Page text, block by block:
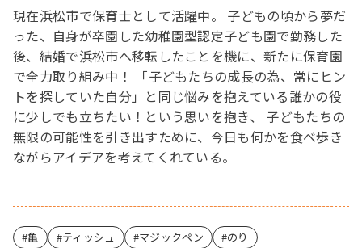
現在浜松市で保育士として活躍中。 子どもの頃から夢だ
った、自身が卒園した幼稚園型認定子ども園で勤務した
後、結婚で浜松市へ移転したことを機に、新たに保育園
で全力取り組み中！ 「子どもたちの成長の為、常にヒン
トを探していた自分」と同じ悩みを抱えている誰かの役
に少しでも立ちたい！という思いを抱き、 子どもたちの
無限の可能性を引き出すために、今日も何かを食べ歩き
ながらアイデアを考えてくれている。
亀 ティッシュ マジックペン
のり